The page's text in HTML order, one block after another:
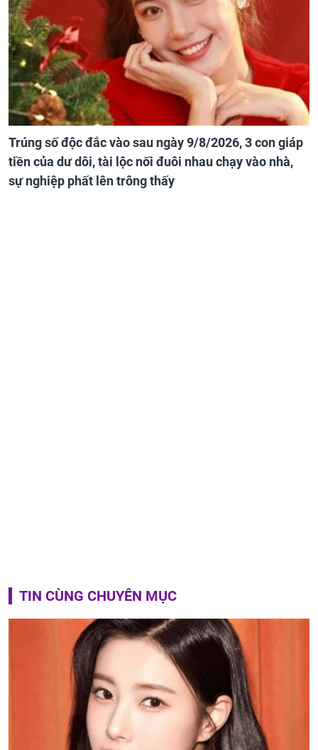
Trúng số độc đắc vào sau ngày 9/8/2026, 3 con giáp
tiền của dư dôi, tài lộc nối đuôi nhau chạy vào nhà,
sự nghiệp phất lên trông thấy
TIN CÙNG CHUYÊN MỤC